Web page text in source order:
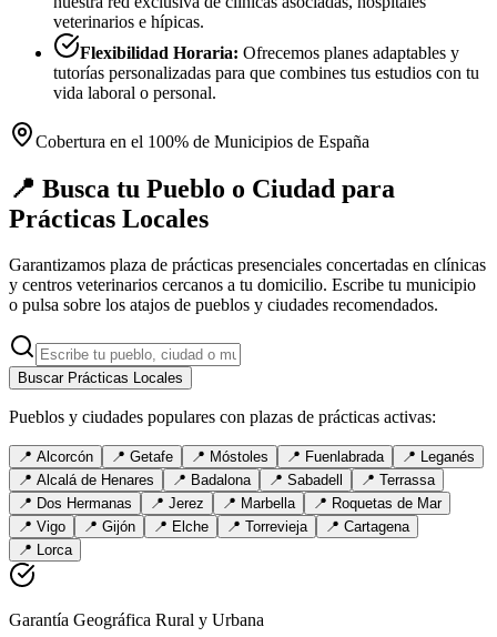
veterinarios e hípicas.
Flexibilidad Horaria: Ofrecemos planes adaptables y
tutorías personalizadas para que combines tus estudios con tu
vida laboral o personal.
Cobertura en el 100% de Municipios de España
📍 Busca tu Pueblo o Ciudad para
Prácticas Locales
Garantizamos plaza de prácticas presenciales concertadas en clínicas
y centros veterinarios cercanos a tu domicilio. Escribe tu municipio
o pulsa sobre los atajos de pueblos y ciudades recomendados.
Buscar Prácticas Locales
Pueblos y ciudades populares con plazas de prácticas activas:
📍 Alcorcón 📍 Getafe 📍 Móstoles 📍 Fuenlabrada 📍 Leganés
📍 Alcalá de Henares 📍 Badalona 📍 Sabadell 📍 Terrassa
📍 Dos Hermanas 📍 Jerez 📍 Marbella 📍 Roquetas de Mar
📍 Vigo 📍 Gijón 📍 Elche 📍 Torrevieja 📍 Cartagena
📍 Lorca
Garantía Geográfica Rural y Urbana